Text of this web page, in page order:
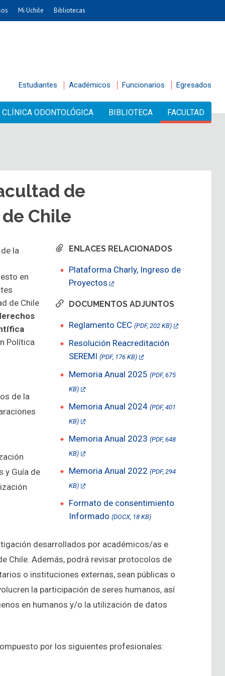
Mi Uchile Bibliotecas
Estudiantes Académicos Funcionarios Egresados
CLÍNICA ODONTOLÓGICA BIBLIOTECA FACULTAD
de
Chile
ENLACES RELACIONADOS
Plataforma Charly, Ingreso de
Proyectos
DOCUMENTOS ADJUNTOS
Reglamento CEC (PDF, 202 KB)
Resolución Reacreditación
SEREMI (PDF, 176 KB)
Memoria Anual 2025 (PDF, 675
KB)
Memoria Anual 2024 (PDF, 401
KB)
Memoria Anual 2023 (PDF, 648
KB)
Memoria Anual 2022 (PDF, 294
KB)
Formato de consentimiento
Informado (DOCX, 18 KB)
la
en
de Chile
Política
de la
y Guía de
desarrollados por académicos/as e
Chile. Además, podrá revisar protocolos de
o instituciones externas, sean públicas o
la participación de seres humanos, así
en humanos y/o la utilización de datos
por los siguientes profesionales: